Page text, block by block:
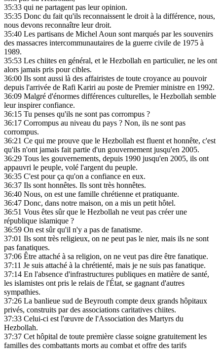
35:33 qui ne partagent pas leur opinion.
35:35 Donc du fait qu'ils reconnaissent le droit à la différence, nous,
nous devons reconnaître leur droit.
35:40 Les partisans de Michel Aoun sont marqués par les souvenirs
des massacres intercommunautaires de la guerre civile de 1975 à
1989.
35:53 Les chiites en général, et le Hezbollah en particulier, ne les ont
alors jamais pris pour cibles.
36:00 Ils sont aussi là des affairistes de toute croyance au pouvoir
depuis l'arrivée de Rafi Kariri au poste de Premier ministre en 1992.
36:09 Malgré d'énormes différences culturelles, le Hezbollah semble
leur inspirer confiance.
36:15 Tu penses qu'ils ne sont pas corrompus ?
36:17 Corrompus au niveau du pays ? Non, ils ne sont pas
corrompus.
36:21 Ce qui me prouve que le Hezbollah est fluent et honnête, c'est
qu'ils n'ont jamais fait partie d'un gouvernement jusqu'en 2005.
36:29 Tous les gouvernements, depuis 1990 jusqu'en 2005, ils ont
appauvri le peuple, volé l'argent du peuple.
36:35 C'est pour ça qu'on a confiance en eux.
36:37 Ils sont honnêtes. Ils sont très honnêtes.
36:40 Nous, on est une famille chrétienne et pratiquante.
36:47 Donc, dans notre maison, on a mis un petit hôtel.
36:51 Vous êtes sûr que le Hezbollah ne veut pas créer une
république islamique ?
36:59 On est sûr qu'il n'y a pas de fanatisme.
37:01 Ils sont très religieux, on ne peut pas le nier, mais ils ne sont
pas fanatiques.
37:06 Être attaché à sa religion, on ne veut pas dire être fanatique.
37:11 Je suis attaché à la chrétienté, mais je ne suis pas fanatique.
37:14 En l'absence d'infrastructures publiques en matière de santé,
les islamistes ont pris le relais de l'État, se gagnant d'autres
sympathies.
37:26 La banlieue sud de Beyrouth compte deux grands hôpitaux
privés, construits par des associations caritatives chiites.
37:33 Celui-ci est l'œuvre de l'Association des Martyrs du
Hezbollah.
37:37 Cet hôpital de toute première classe soigne gratuitement les
familles des combattants morts au combat et offre des tarifs